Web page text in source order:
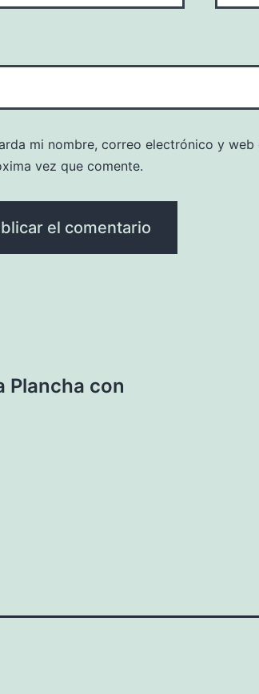
mi nombre, correo electrónico y
vez que comente.
Plancha con